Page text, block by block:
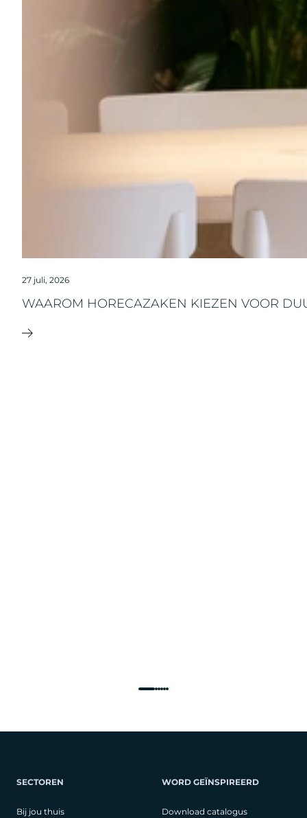
27 juli, 2026
WAAROM HORECAZAKEN KIEZEN VOOR
SECTOREN
Bij jou thuis
WORD GEÏNSPIREERD
Download catalogus